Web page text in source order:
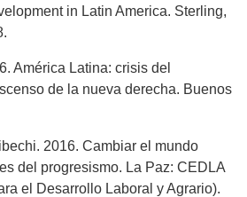
in Latin America. Sterling,
América Latina: crisis del
de la nueva derecha. Buenos
2016. Cambiar el mundo
del progresismo. La Paz: CEDLA
el Desarrollo Laboral y Agrario).